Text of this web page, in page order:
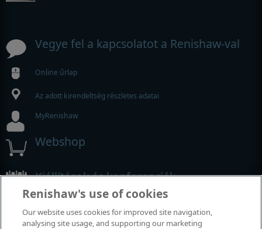
Vegye fel a kapcsolatot a Renishaw-val
Online űrlap
Az adott kirendeltség részletes adatai
MyRenishaw
Webshop
Kiállítások és konferenciák
Renishaw's use of cookies
Our website uses cookies for improved site navigation,
analysing site usage, and supporting our marketing